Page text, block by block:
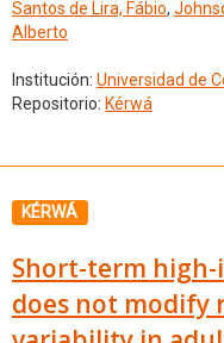
Santos de Lira, Fábio,
Alberto
Institución: Universidad de
Repositorio: Kérwá
KÉRWÁ
Short-term
does not modify